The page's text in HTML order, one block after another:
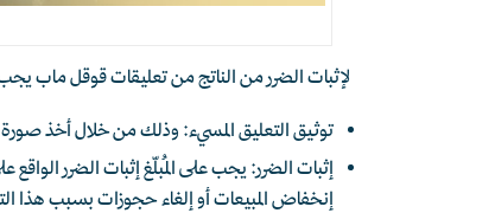
لإثبات الضرر من الناتج من تعليقات قوقل ماب
توثيق التعليق المسيء: وذلك من خلال أخذ
إثبات الضرر: يجب على المُبلّغ إثبات الضرر
إنخفاض المبيعات أو إلغاء حجوزات بسبب هذا